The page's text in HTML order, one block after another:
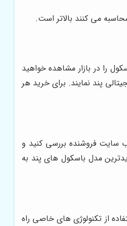
می کنند بالاتر است.
را در بازار مشاهده خواهید
پند نمایند. برای خرید هر
سایت فروشنده بررسی کنید و
مدل باسکول های پند به
از تکنولوژی های خاصی راه